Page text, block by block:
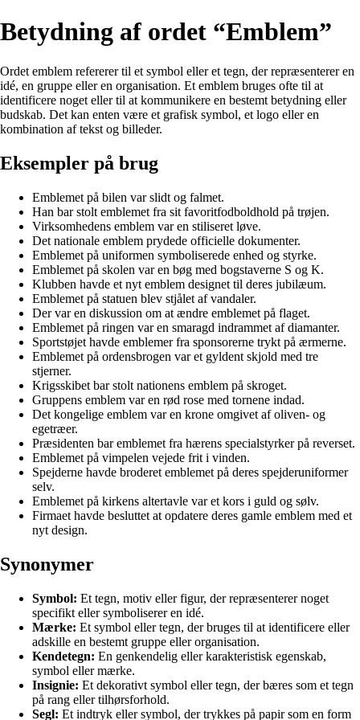
Betydning af ordet “Emblem”
Ordet emblem refererer til et symbol eller et tegn, der repræsenterer en
idé, en gruppe eller en organisation. Et emblem bruges ofte til at
identificere noget eller til at kommunikere en bestemt betydning eller
budskab. Det kan enten være et grafisk symbol, et logo eller en
kombination af tekst og billeder.
Eksempler på brug
Emblemet på bilen var slidt og falmet.
Han bar stolt emblemet fra sit favoritfodboldhold på trøjen.
Virksomhedens emblem var en stiliseret løve.
Det nationale emblem prydede officielle dokumenter.
Emblemet på uniformen symboliserede enhed og styrke.
Emblemet på skolen var en bøg med bogstaverne S og K.
Klubben havde et nyt emblem designet til deres jubilæum.
Emblemet på statuen blev stjålet af vandaler.
Der var en diskussion om at ændre emblemet på flaget.
Emblemet på ringen var en smaragd indrammet af diamanter.
Sportstøjet havde emblemer fra sponsorerne trykt på ærmerne.
Emblemet på ordensbrogen var et gyldent skjold med tre
stjerner.
Krigsskibet bar stolt nationens emblem på skroget.
Gruppens emblem var en rød rose med tornene indad.
Det kongelige emblem var en krone omgivet af oliven- og
egetræer.
Præsidenten bar emblemet fra hærens specialstyrker på reverset.
Emblemet på vimpelen vejede frit i vinden.
Spejderne havde broderet emblemet på deres spejderuniformer
selv.
Emblemet på kirkens altertavle var et kors i guld og sølv.
Firmaet havde besluttet at opdatere deres gamle emblem med et
nyt design.
Synonymer
Symbol: Et tegn, motiv eller figur, der repræsenterer noget
specifikt eller symboliserer en idé.
Mærke: Et symbol eller tegn, der bruges til at identificere eller
adskille en bestemt gruppe eller organisation.
Kendetegn: En genkendelig eller karakteristisk egenskab,
symbol eller mærke.
Insignie: Et dekorativt symbol eller tegn, der bæres som et tegn
på rang eller tilhørsforhold.
Segl: Et indtryk eller symbol, der trykkes på papir som en form